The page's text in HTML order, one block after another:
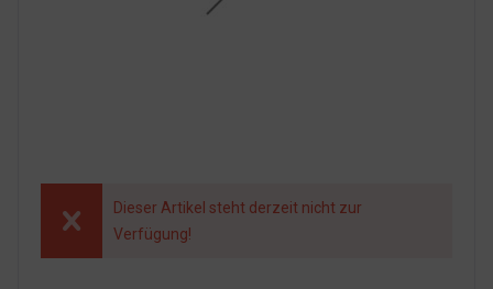
Dieser Artikel steht derzeit nicht zur
Verfügung!